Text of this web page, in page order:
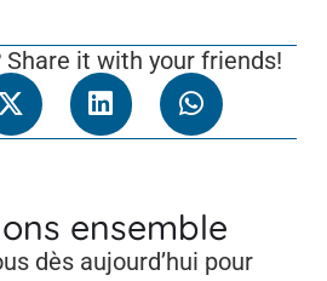
it with your friends!
ensemble
dès aujourd’hui pour